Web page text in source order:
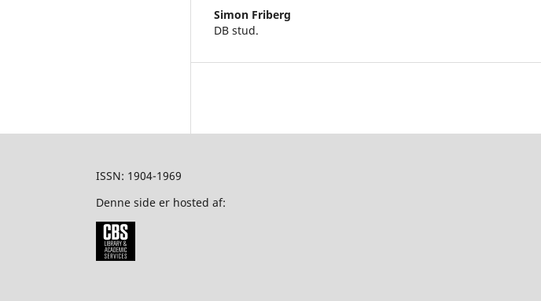
Simon Friberg
DB stud.
ISSN: 1904-1969
Denne side er hosted af: